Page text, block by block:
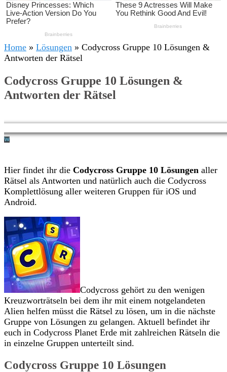
Home » Lösungen » Codycross Gruppe 10 Lösungen &
Antworten der Rätsel
Codycross Gruppe 10 Lösungen &
Antworten der Rätsel
Hier findet ihr die Codycross Gruppe 10 Lösungen aller
Rätsel als Antworten und natürlich auch die Codycross
Komplettlösung aller weiteren Gruppen für iOS und
Android.
Codycross gehört zu den wenigen
Kreuzworträtseln bei dem ihr mit einem notgelandeten
Alien helfen müsst die Rätsel zu lösen, um in die nächste
Gruppe von Lösungen zu gelangen. Aktuell befindet ihr
euch in Codycross Planet Erde mit zahlreichen Rätseln die
in einzelne Gruppen unterteilt sind.
Codycross Gruppe 10 Lösungen